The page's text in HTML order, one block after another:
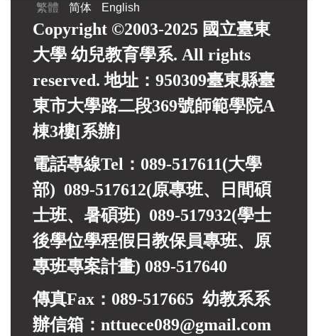
繁體 简体 English
Copyright ©2003-2025 國立臺東
大學 幼兒教育學系. All rights
reserved. 地址：950309臺東縣臺
東市大學路二段369號師範學院A
棟3樓[系辦]
電話專線Tel：089-517611(大學
部) 089-517612(原專班、日間碩
士班、暑碩班) 089-517932(學士
後學位學程假日教保員專班、 原
專班專案計畫) 089-517640
傳真Fax：089-517665 幼教系系
辦信箱：nttuece089@gmail.com